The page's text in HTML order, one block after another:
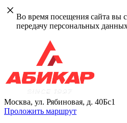
Во время посещения сайта вы
передачу персональных
Москва, ул. Рябиновая, д. 40Бс1
Проложить маршрут